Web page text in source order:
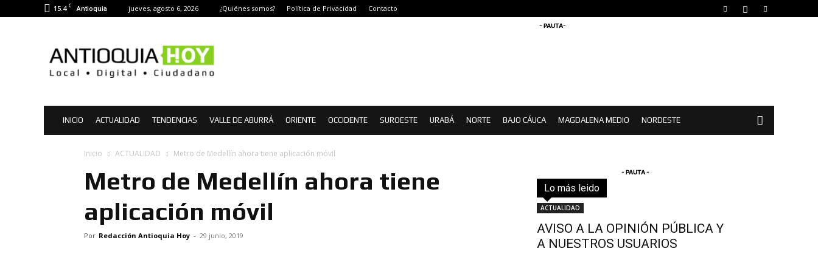
15.4 C Antioquia jueves, agosto 6, 2026 ¿Quiénes somos? Política de Privacidad Contacto
Hoy
|
Noticias
Antioquia
- PAUTA-
INICIO ACTUALIDAD TENDENCIAS VALLE DE ABURRÁ ORIENTE OCCIDENTE SUROESTE URABÁ NORTE BAJO CÁUCA MAGDALENA MEDIO NORDESTE
Inicio ACTUALIDAD Metro de Medellín ahora tiene aplicación móvil
Metro de Medellín ahora tiene
aplicación móvil
Por Redacción Antioquia Hoy - 29 junio, 2019
- PAUTA -
Lo más leidoTodo
ACTUALIDAD
AVISO A LA OPINIÓN PÚBLICA Y
A NUESTROS USUARIOS